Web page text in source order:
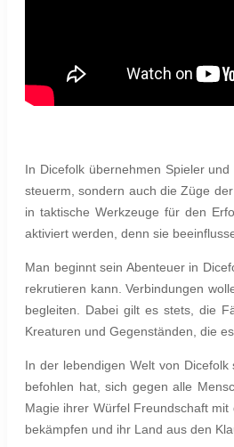
In Dicefolk übernehmen Spieler
steuerm, sondern auch die Züge
in taktische Werkzeuge für den
aktiviert werden, denn sie
Man beginnt sein Abenteuer in
rekrutieren kann. Verbindungen
begleiten. Dabei gilt es stets, die
Kreaturen und Gegenständen, die
In der lebendigen Welt von
befohlen hat, sich gegen alle
Magie ihrer Würfel Freundschaft
bekämpfen und ihr Land aus den